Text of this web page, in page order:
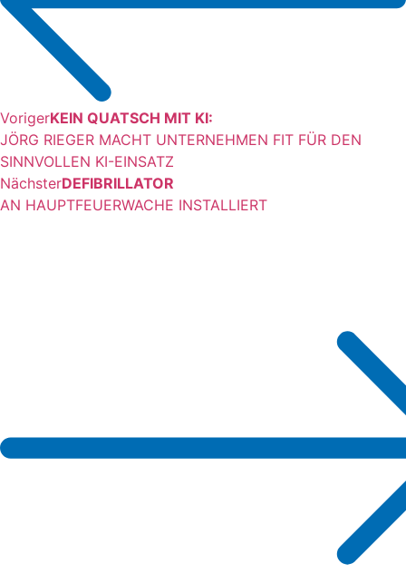
VorigerKEIN QUATSCH MIT KI:
JÖRG RIEGER MACHT UNTERNEHMEN FIT FÜR DEN
SINNVOLLEN KI-EINSATZ
NächsterDEFIBRILLATOR
AN HAUPTFEUERWACHE INSTALLIERT